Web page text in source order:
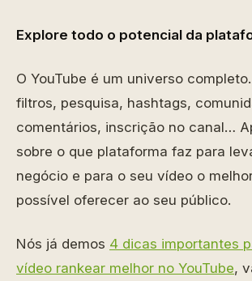
Explore todo o potencial da
O YouTube é um universo
filtros, pesquisa, hashtags,
comentários, inscrição no canal…
sobre o que plataforma faz para
negócio e para o seu vídeo o
possível oferecer ao seu público.
Nós já demos 4 dicas importantes
vídeo rankear melhor no YouTube,